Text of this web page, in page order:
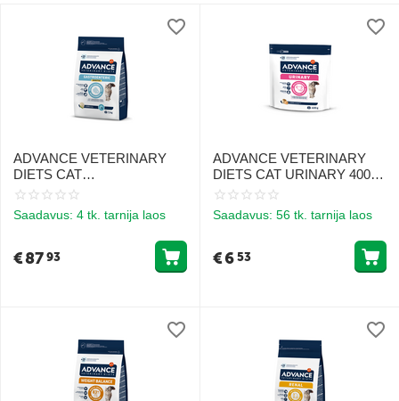
ADVANCE VETERINARY
DIETS CAT
GASTROENTERIC
TUNDLIKU SEEDIMISEGA
Saadavus: 4 tk. tarnija laos
€8793
ADVANCE VETERINARY
DIETS CAT URINARY 400G
- KASSIDELE KUSETEEDE
Saadavus: 56 tk. tarnija laos
€653